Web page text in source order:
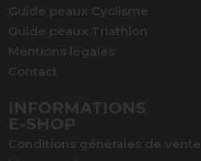
Guide peaux Cyclisme
Guide peaux Triathlon
Mentions légales
Contact
INFORMATIONS
E-SHOP
Conditions générales de vente